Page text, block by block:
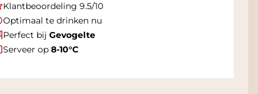
Klantbeoordeling 9.5/10
Optimaal te drinken nu
Perfect bij Gevogelte
Serveer op 8-10°C